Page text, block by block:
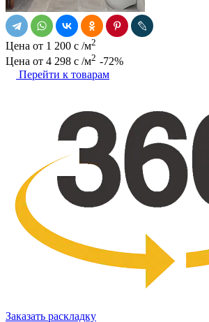
Цена от 1 200 c /м2
Цена от 4 298 c /м2 -72%
Перейти к товарам
Заказать раскладку